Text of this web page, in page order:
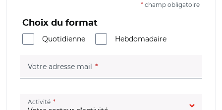
* champ obligatoire
Choix du format
Quotidienne
Hebdomadaire
Votre adresse mail (champ obligatoire)
Activité (champ obligatoire)